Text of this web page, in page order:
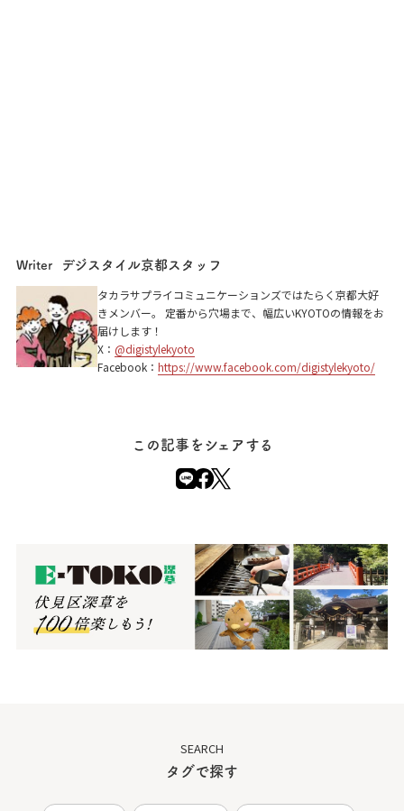
Writer デジスタイル京都スタッフ
タカラサプライコミュニケーションズではたらく京都大好
きメンバー。 定番から穴場まで、幅広いKYOTOの情報をお
届けします！
X： @digistylekyoto
Facebook： https://www.facebook.com/digistylekyoto/
この記事をシェアする
SEARCH
タグで探す